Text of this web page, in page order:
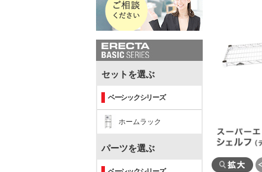
セットを選ぶ
ベーシックシリーズ
ホームラック
パーツを選ぶ